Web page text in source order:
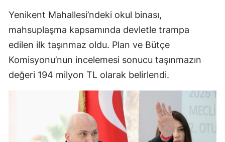
Yenikent Mahallesi’ndeki okul binası,
mahsuplaşma kapsamında devletle trampa
edilen ilk taşınmaz oldu. Plan ve Bütçe
Komisyonu’nun incelemesi sonucu taşınmazın
değeri 194 milyon TL olarak belirlendi.